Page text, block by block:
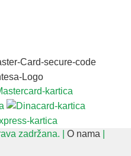
zadržana. | O nama